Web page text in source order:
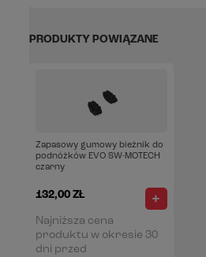
PRODUKTY POWIĄZANE
Zapasowy gumowy bieżnik do
podnóżków EVO SW-MOTECH
czarny
132,00 ZŁ
Najniższa cena
produktu w okresie 30
dni przed